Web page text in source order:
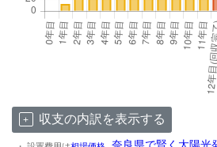
収支の内訳を表示する